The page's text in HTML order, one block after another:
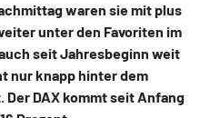
waren sie mit plus
unter den Favoriten im
seit Jahresbeginn weit
nur knapp hinter dem
DAX kommt seit Anfang